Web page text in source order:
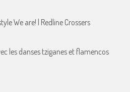
We are! | Redline Crossers
les danses tziganes et flamencos